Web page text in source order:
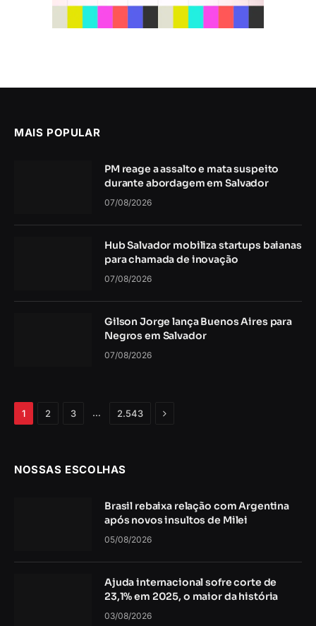
MAIS POPULAR
PM reage a assalto e mata suspeito
durante abordagem em Salvador
07/08/2026
Hub Salvador mobiliza startups baianas
para chamada de inovação
07/08/2026
Gilson Jorge lança Buenos Aires para
Negros em Salvador
07/08/2026
1 2 3 … 2.543 Próximo
NOSSAS ESCOLHAS
Brasil rebaixa relação com Argentina
após novos insultos de Milei
05/08/2026
Ajuda internacional sofre corte de
23,1% em 2025, o maior da história
03/08/2026